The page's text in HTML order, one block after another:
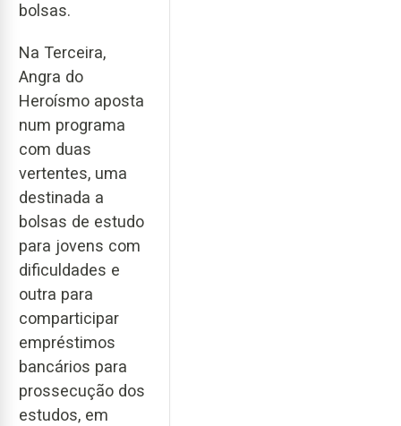
bolsas.
Na Terceira,
Angra do
Heroísmo aposta
num programa
com duas
vertentes, uma
destinada a
bolsas de estudo
para jovens com
dificuldades e
outra para
comparticipar
empréstimos
bancários para
prossecução dos
estudos, em